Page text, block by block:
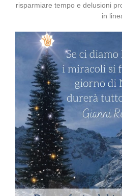
risparmiare tempo e delusioni
in